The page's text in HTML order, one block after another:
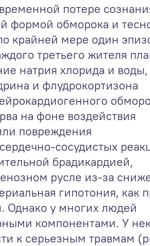
потере
формой обморока и
крайней мере один
третьего жителя
натрия хлорида и воды,
и флудрокортизона
на фоне воздействия
повреждения
сосудистых
брадикардией,
русле из-за
гипотония, как
Однако у многих людей
компонентами. У
к серьезным травмам